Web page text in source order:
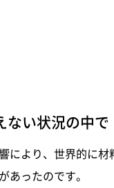
ない状況の中で
により、世界的に
あったのです。